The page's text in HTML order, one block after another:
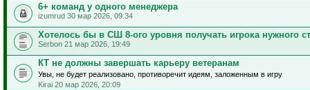
6+ команд у одного менеджера
izumrud 30 мар 2026, 09:34
Хотелось бы в СШ 8-ого уровня получать игрока нужного
Serbon 21 мар 2026, 19:49
КТ не должны завершать карьеру ветеранам
Увы, не будет реализовано, противоречит идеям, заложенным в игру
Kirai 20 мар 2026, 20:09